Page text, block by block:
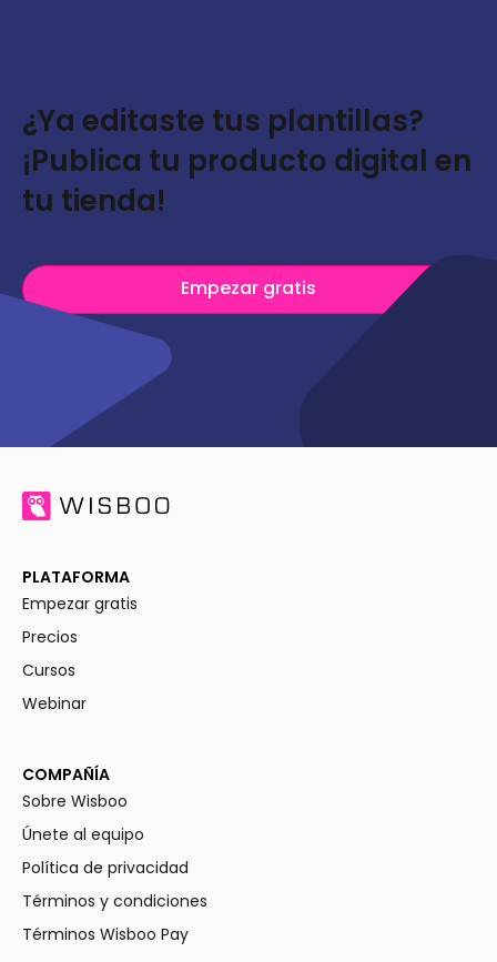
¿Ya editaste tus plantillas?
¡Publica tu producto digital en
tu tienda!
Empezar gratis
PLATAFORMA
Empezar gratis
Precios
Cursos
Webinar
COMPAÑÍA
Sobre Wisboo
Únete al equipo
Política de privacidad
Términos y condiciones
Términos Wisboo Pay